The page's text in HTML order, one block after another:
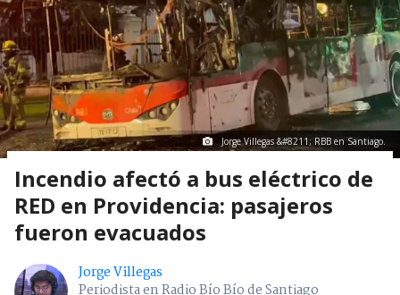
Jorge Villegas &#8211; RBB en Santiago.
Incendio afectó a bus eléctrico de
RED en Providencia: pasajeros
fueron evacuados
Jorge Villegas
Periodista en Radio Bío Bío de Santiago